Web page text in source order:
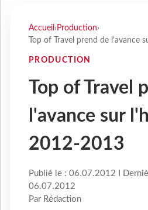
Accueil › Production›
Top of Travel prend de l'avance
PRODUCTION
Top of Travel
l'avance sur
2012-2013
Publié le : 06.07.2012 I
06.07.2012
Par Rédaction